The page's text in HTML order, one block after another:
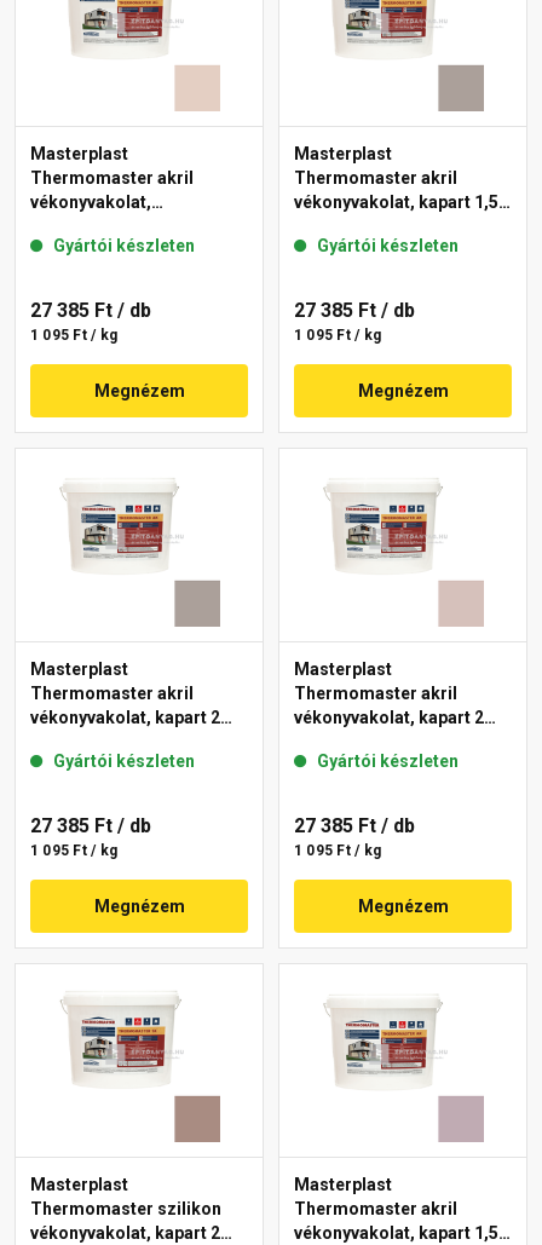
Masterplast
Thermomaster akril
vékonyvakolat,
44-E 25 kg
Gyártói készleten
27 385 Ft / db
1 095 Ft / kg
Megnézem
Masterplast
Thermomaster akril
vékonyvakolat, kapart 1,5
Gyártói készleten
27 385 Ft / db
1 095 Ft / kg
Megnézem
Masterplast
Thermomaster akril
vékonyvakolat, kapart 2
Gyártói készleten
27 385 Ft / db
1 095 Ft / kg
Megnézem
Masterplast
Thermomaster akril
vékonyvakolat, kapart 2
Gyártói készleten
27 385 Ft / db
1 095 Ft / kg
Megnézem
Masterplast
Thermomaster szilikon
vékonyvakolat, kapart 2
Masterplast
Thermomaster akril
vékonyvakolat, kapart 1,5